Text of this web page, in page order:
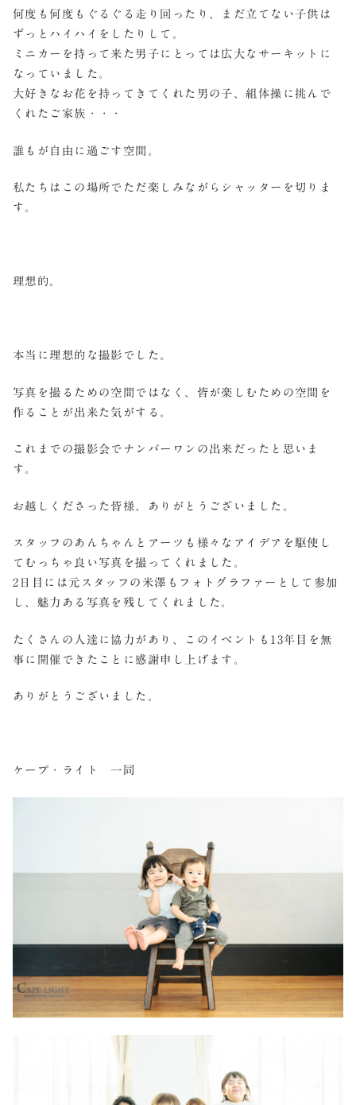
何度も何度もぐるぐる走り回ったり、まだ立てない子供は
ずっとハイハイをしたりして。
ミニカーを持って来た男子にとっては広大なサーキットに
なっていました。
大好きなお花を持ってきてくれた男の子、組体操に挑んで
くれたご家族・・・
誰もが自由に過ごす空間。
私たちはこの場所でただ楽しみながらシャッターを切りま
す。
理想的。
本当に理想的な撮影でした。
写真を撮るための空間ではなく、皆が楽しむための空間を
作ることが出来た気がする。
これまでの撮影会でナンバーワンの出来だったと思いま
す。
お越しくださった皆様、ありがとうございました。
スタッフのあんちゃんとアーツも様々なアイデアを駆使し
てむっちゃ良い写真を撮ってくれました。
2日目には元スタッフの米澤もフォトグラファーとして参加
し、魅力ある写真を残してくれました。
たくさんの人達に協力があり、このイベントも13年目を無
事に開催できたことに感謝申し上げます。
ありがとうございました。
ケープ・ライト 一同